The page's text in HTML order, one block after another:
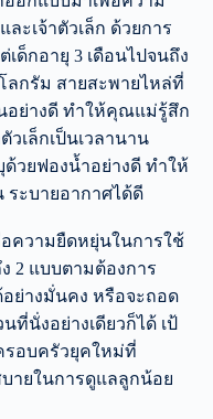
ะเจ้าตัวเล็ก ด้วยการ
ด็กอายุ 3 เดือนไปจนถึง
ลกรัม สายสะพายไหล่ที่
อย่างดี ทำให้คุณแม่รู้สึก
วเล็กเป็นเวลานาน
ด้วยฟองน้ำอย่างดี ทำให้
ระบายอากาศได้ดี
ความยืดหยุ่นในการใช้
2 แบบตามต้องการ
อย่างมั่นคง หรือจะถอด
ที่นั่งอย่างเดียวก็ได้ เป้
รอบครัวยุคใหม่ที่
ายในการดูแลลูกน้อย